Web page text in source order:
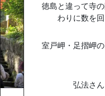
徳島と違って寺
わりに数を
室戸岬・足摺岬
弘法さ